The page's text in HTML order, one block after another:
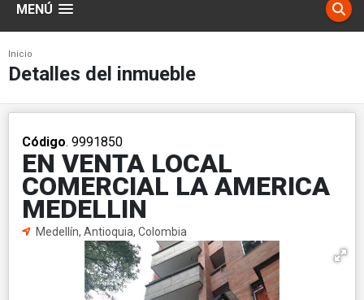
MENÚ
Inicio
Detalles del inmueble
Código. 9991850
EN VENTA LOCAL
COMERCIAL LA AMERICA
MEDELLIN
Medellín, Antioquia, Colombia